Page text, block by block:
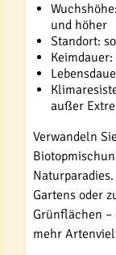
und höher
Standort:
außer
Verwandeln
Gartens oder
Grünflächen –
mehr